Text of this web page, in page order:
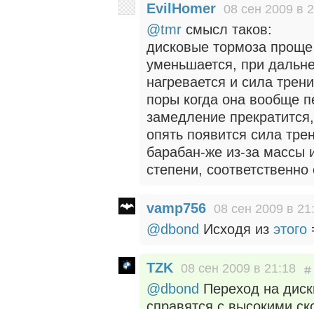
EvilHomer 08 сен 2009 в
@tmr смысл таков:
дисковые тормоза проще
уменьшается, при
нагревается и сила
поры когда она вообще
замедление
опять появится сила
барабан-же из-за массы
степени,
vamp756 08 сен 2009 в
@dbond Исходя из этого
TZK 08 сен 2009 в 21:18
@dbond Переход на